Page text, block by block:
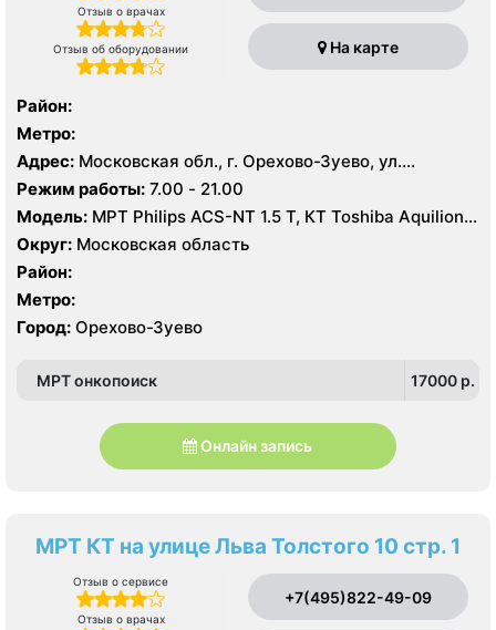
Отзыв о врачах
Отзыв об оборудовании На карте
Район:
Метро:
Адрес: Московская обл., г. Орехово-Зуево, ул.
Володарского, 14
Режим работы: 7.00 - 21.00
Модель: МРТ Philips ACS-NT 1.5 Т, КТ Toshiba Aquilion
64 среза, УЗИ
Округ: Московская область
Район:
Метро:
Город: Орехово-Зуево
МРТ онкопоиск 17000 p.
Онлайн запись
МРТ КТ на улице Льва Толстого 10 стр. 1
Отзыв о сервисе
Отзыв о врачах
+7(495)822-49-09